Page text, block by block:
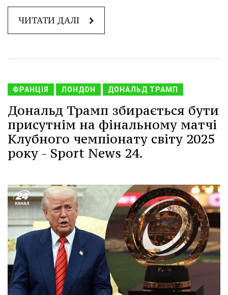
ЧИТАТИ ДАЛІ
ФРАНЦІЯ ЛОНДОН ДОНАЛЬД ТРАМП
Дональд Трамп збирається бути
присутнім на фінальному матчі
Клубного чемпіонату світу 2025
року - Sport News 24.